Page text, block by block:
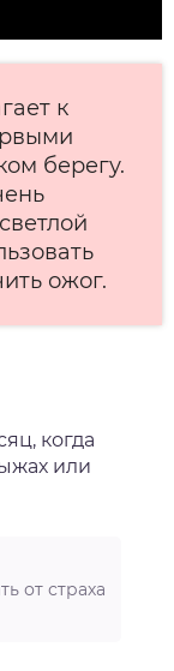
к
берегу.
ожог.
когда
или
от страха